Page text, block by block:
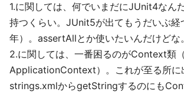
1.に関しては、何でいまだにJUnit4なん
持つくらい。JUnit5が出てもうだいぶ経
年）。assertAllとか使いたいんだけどな。
2.に関しては、一番困るのがContext類
ApplicationContext）。これが至る所に
strings.xmlからgetStringするのにも